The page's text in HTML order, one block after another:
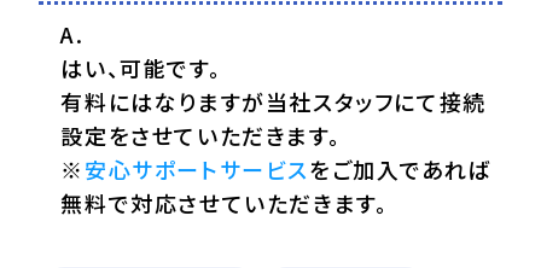
はい、可能です。
有料にはなりますが当社スタッフにて接続
設定をさせていただきます。
※安心サポートサービスをご加入であれば
無料で対応させていただきます。